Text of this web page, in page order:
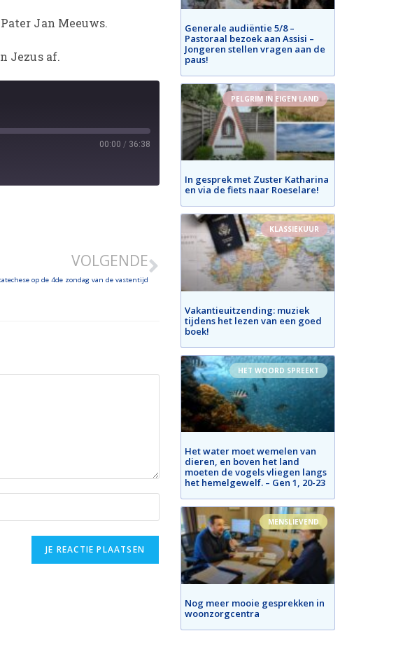
Jan Meeuws.
Jezus af.
00:00 / 36:38
VOLGENDE
op de 4de zondag van de vastentijd
Generale audiëntie 5/8 –
Pastoraal bezoek aan Assisi –
Jongeren stellen vragen aan de
paus!
PELGRIM IN EIGEN LAND
In gesprek met Zuster Katharina
en via de fiets naar Roeselare!
KLASSIEKUUR
Vakantieuitzending: muziek
tijdens het lezen van een goed
boek!
HET WOORD SPREEKT
Het water moet wemelen van
dieren, en boven het land
moeten de vogels vliegen langs
het hemelgewelf. – Gen 1, 20-23
MENSLIEVEND
Nog meer mooie gesprekken in
woonzorgcentra